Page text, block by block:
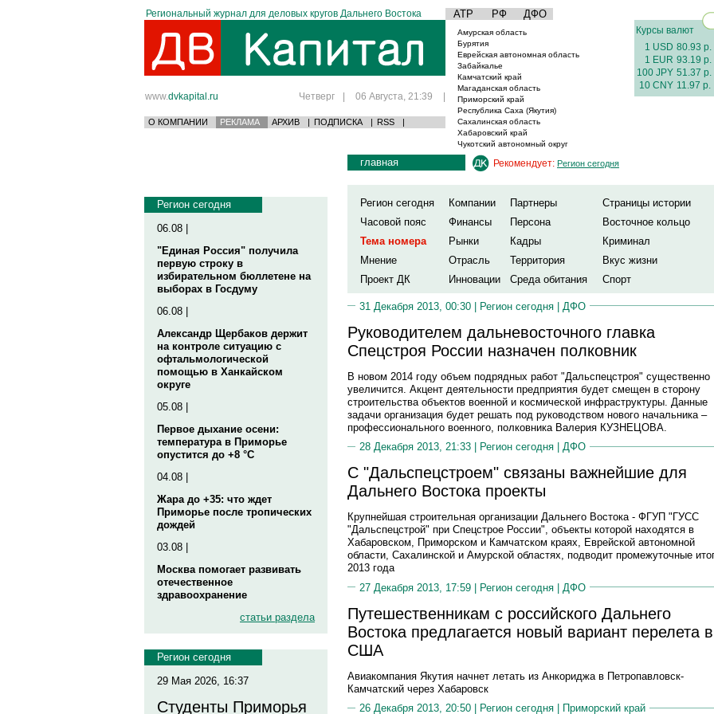
Региональный журнал для деловых кругов Дальнего Востока АТР РФ ДФО
www.dvkapital.ru Четверг | 06 Августа, 21:39 |
О КОМПАНИИ РЕКЛАМА АРХИВ | ПОДПИСКА | RSS |
Амурская область
Бурятия
Еврейская автономная область
Забайкалье
Камчатский край
Магаданская область
Приморский край
Республика Саха (Якутия)
Сахалинская область
Хабаровский край
Чукотский автономный округ
Курсы валют
1 USD 80.93 р.
1 EUR 93.19 р.
100 JPY 51.37 р.
10 CNY 11.97 р.
Регион сегодня
06.08 |
"Единая Россия" получила
первую строку в
избирательном бюллетене на
выборах в Госдуму
06.08 |
Александр Щербаков держит
на контроле ситуацию с
офтальмологической
помощью в Ханкайском
округе
05.08 |
Первое дыхание осени:
температура в Приморье
опустится до +8 °C
04.08 |
Жара до +35: что ждет
Приморье после тропических
дождей
03.08 |
Москва помогает развивать
отечественное
здравоохранение
статьи раздела
Регион сегодня
29 Мая 2026, 16:37
Студенты Приморья
главная Рекомендует: Регион сегодня
Регион сегодня Компании Партнеры
Страницы истории
Часовой пояс
Финансы Персона
Восточное кольцо
Тема номера
Рынки Кадры
Криминал
Мнение
Отрасль Территория
Вкус жизни
Проект ДК
Инновации Среда обитания Спорт
31 Декабря 2013, 00:30 | Регион сегодня | ДФО
Руководителем дальневосточного главка
Спецстроя России назначен полковник
В новом 2014 году объем подрядных работ "Дальспецстроя" существенно
увеличится. Акцент деятельности предприятия будет смещен в сторону
строительства объектов военной и космической инфраструктуры. Данные
задачи организация будет решать под руководством нового начальника –
профессионального военного, полковника Валерия КУЗНЕЦОВА.
28 Декабря 2013, 21:33 |
Регион сегодня ДФО
С "Дальспецстроем" связаны важнейшие для
Дальнего Востока проекты
Крупнейшая строительная организации Дальнего Востока - ФГУП "ГУСС
"Дальспецстрой" при Спецстрое России", объекты которой находятся в
Хабаровском, Приморском и Камчатском краях, Еврейской автономной
области, Сахалинской и Амурской областях, подводит промежуточные
2013 года
27 Декабря 2013, 17:59 | Регион сегодня | ДФО
Путешественникам с российского Дальнего
Востока предлагается новый вариант перелета в
США
Авиакомпания Якутия начнет летать из Анкориджа в Петропавловск-
Камчатский через Хабаровск
26 Декабря 2013, 20:50 |
Регион сегодня Приморский край